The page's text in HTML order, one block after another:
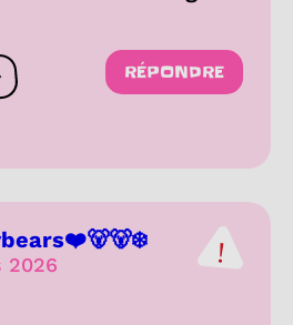
les réactions
RÉPONDRE
2026